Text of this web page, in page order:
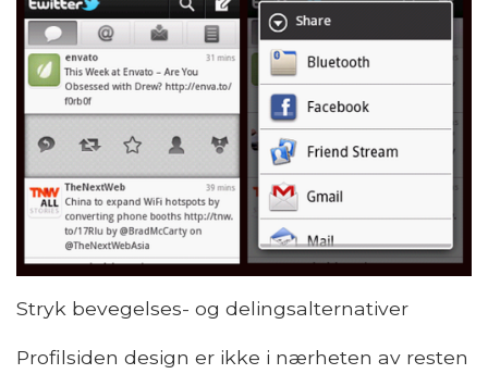
Stryk bevegelses- og delingsalternativer
Profilsiden design er ikke i nærheten av resten